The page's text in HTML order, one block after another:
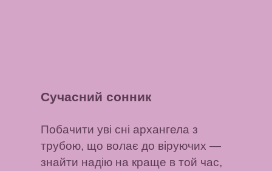
Сучасний сонник
Побачити уві сні архангела з
трубою, що волає до віруючих —
знайти надію на краще в той час,